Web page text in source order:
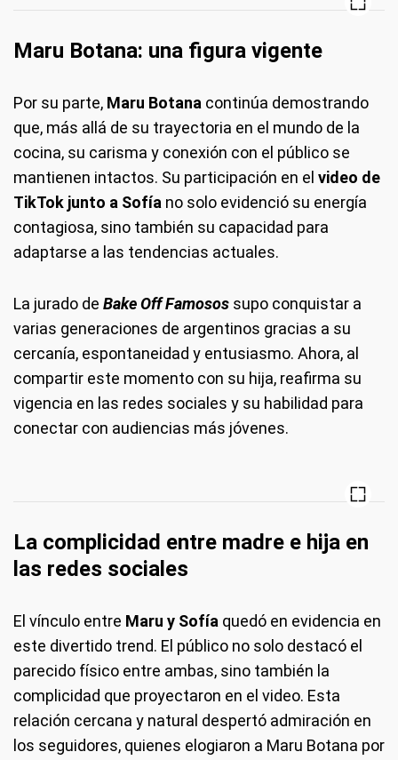
Maru Botana: una figura vigente
Por su parte, Maru Botana continúa demostrando
que, más allá de su trayectoria en el mundo de la
cocina, su carisma y conexión con el público se
mantienen intactos. Su participación en el video de
TikTok junto a Sofía no solo evidenció su energía
contagiosa, sino también su capacidad para
adaptarse a las tendencias actuales.
La jurado de Bake Off Famosos supo conquistar a
varias generaciones de argentinos gracias a su
cercanía, espontaneidad y entusiasmo. Ahora, al
compartir este momento con su hija, reafirma su
vigencia en las redes sociales y su habilidad para
conectar con audiencias más jóvenes.
La complicidad entre madre e hija en
las redes sociales
El vínculo entre Maru y Sofía quedó en evidencia en
este divertido trend. El público no solo destacó el
parecido físico entre ambas, sino también la
complicidad que proyectaron en el video. Esta
relación cercana y natural despertó admiración en
los seguidores, quienes elogiaron a Maru Botana por